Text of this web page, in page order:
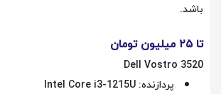
باشد.
تا ۲۵ میلیون تومان
Dell Vostro 3520
پردازنده: Intel Core i3-1215U